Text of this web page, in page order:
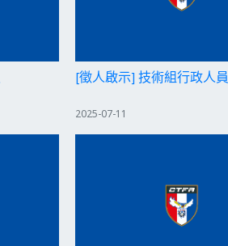
[徵人啟示] 技術組行政人員
2025-07-11